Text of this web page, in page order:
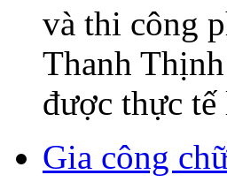
và thi công
Thanh
được thực
Gia công